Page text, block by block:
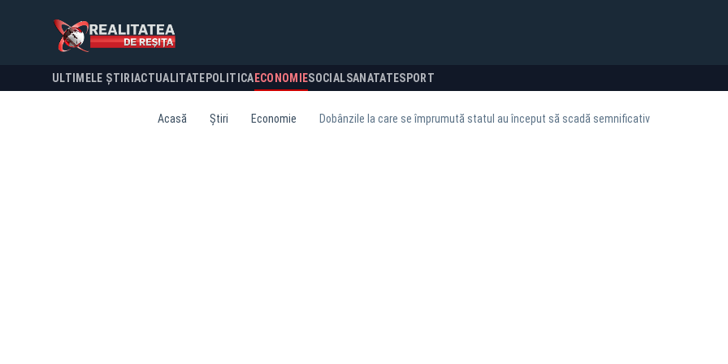
ULTIMELE ȘTIRI ACTUALITATE POLITICA ECONOMIESOCIALSANATATESPORT
Acasă Știri Economie Dobânzile la care se împrumută statul au început să scadă semnificativ